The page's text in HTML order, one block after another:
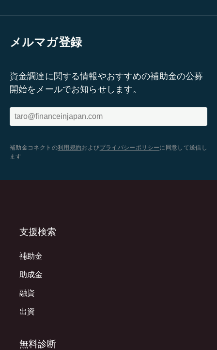
メルマガ登録
資金調達に関する情報やおすすめの補助金の公募
開始をメールでお知らせします。
補助金コネクトの利用規約およびプライバシーポリシーに同意して送信し
ます
支援検索
補助金
助成金
融資
出資
無料診断